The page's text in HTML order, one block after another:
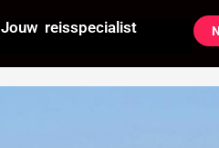
Jouw reisspecialist